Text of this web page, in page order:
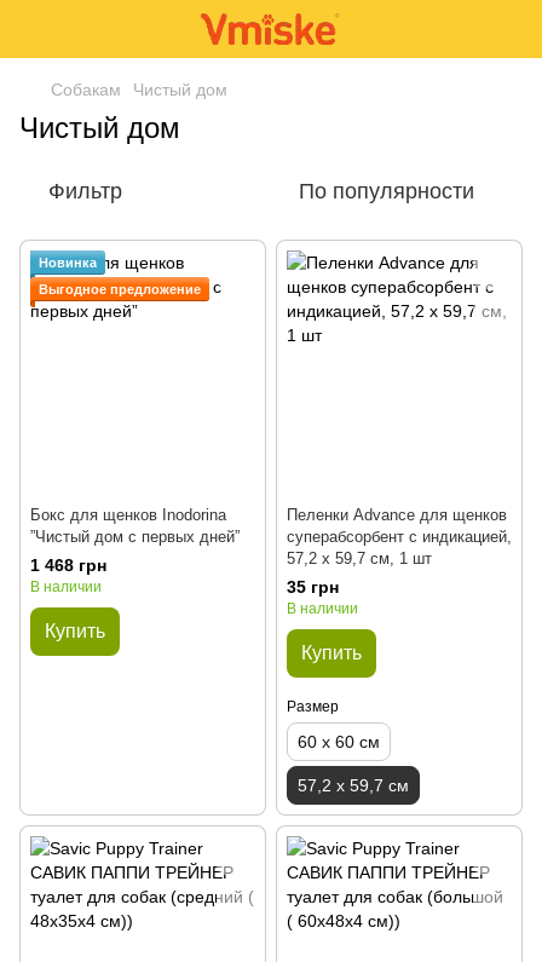
Собакам Чистый дом
Чистый дом
Фильтр По популярности
Новинка
Выгодное предложение
Бокс для щенков Inodorina
”Чистый дом с первых дней”
1 468 грн
В наличии
Купить
Пеленки Advance для щенков
суперабсорбент с индикацией,
57,2 х 59,7 см, 1 шт
35 грн
В наличии
Купить
Размер
60 х 60 см
57,2 х 59,7 см